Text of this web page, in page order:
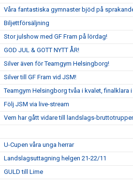
Våra fantastiska gymnaster bjöd på
Biljettförsäljning
Stor julshow med GF Fram på lördag!
GOD JUL & GOTT NYTT ÅR!
Silver även för Teamgym Helsingborg!
Silver till GF Fram vid JSM!
Teamgym Helsingborg tvåa i kvalet, finalklara i
Följ JSM via live-stream
Vem har gått vidare till landslags-
U-Cupen våra unga herrar
Landslagsuttagning helgen 21-22/11
GULD till Lime